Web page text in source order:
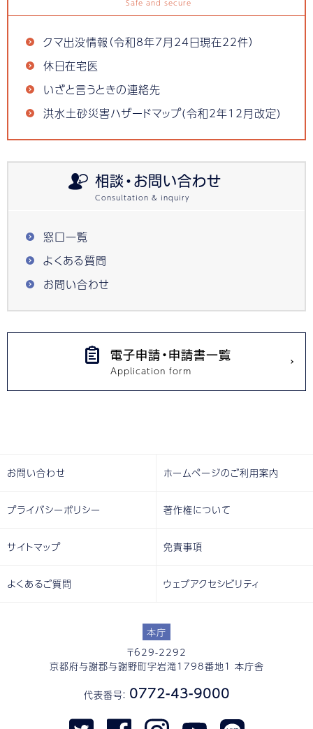
クマ出没情報（令和8年7月24日現在22件）
休日在宅医
いざと言うときの連絡先
洪水土砂災害ハザードマップ(令和2年12月改定)
相談・お問い合わせ
窓口一覧
よくある質問
お問い合わせ
電子申請・申請書一覧
本庁
〒629-2292
京都府与謝郡与謝野町字岩滝1798番地1 本庁舎
代表番号： 0772-43-9000
お問い合わせ ホームページのご利用案内
プライバシーポリシー 著作権について
サイトマップ 免責事項
よくあるご質問 ウェブアクセシビリティ